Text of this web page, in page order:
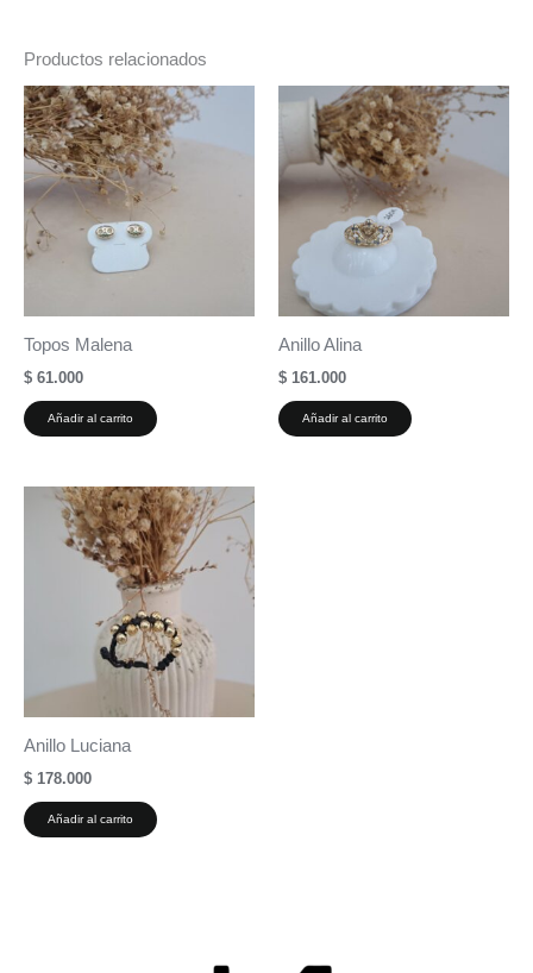
Productos relacionados
Topos Malena
$ 61.000
Añadir al carrito
Anillo Alina
$ 161.000
Añadir al carrito
Anillo Luciana
$ 178.000
Añadir al carrito